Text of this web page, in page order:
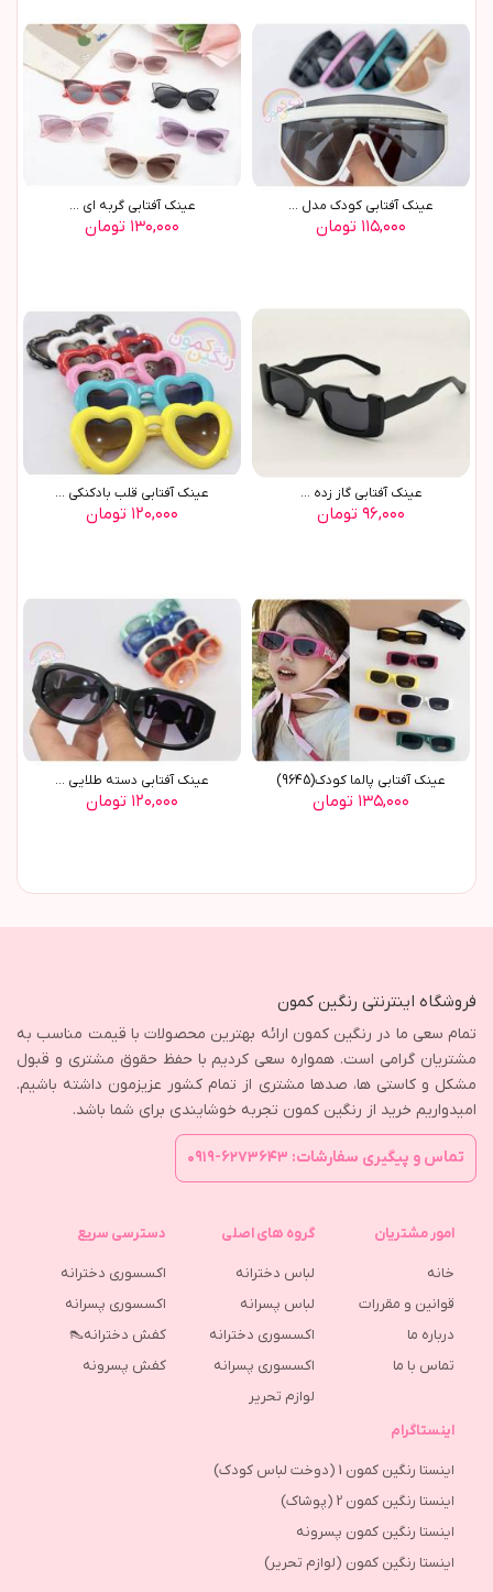
عينک آفتابي کودک مدل ...
۱۱۵,۰۰۰ تومان
عينک آفتابي گربه اي ...
۱۳۰,۰۰۰ تومان
عينک آفتابي گاز زده ...
۹۶,۰۰۰ تومان
عينک آفتابي قلب بادکنکي ...
۱۲۰,۰۰۰ تومان
عينک آفتابي پالما کودک(9645)
۱۳۵,۰۰۰ تومان
عينک آفتابي دسته طلايي ...
۱۲۰,۰۰۰ تومان
فروشگاه اینترنتی رنگین کمون
تمام سعی ما در رنگین کمون ارائه بهترین محصولات با قیمت مناسب به
مشتریان گرامی است. همواره سعی کردیم با حفظ حقوق مشتری و قبول
مشکل و کاستی ها، صدها مشتری از تمام کشور عزیزمون داشته باشیم.
امیدواریم خرید از رنگین کمون تجربه خوشایندی برای شما باشد.
تماس و پیگیری سفارشات: ۶۲۷۳۶۴۳-۰۹۱۹
امور مشتریان
خانه
قوانین و مقررات
درباره ما
تماس با ما
گروه های اصلی
لباس دخترانه
لباس پسرانه
اکسسوری دخترانه
اکسسوری پسرانه
لوازم تحریر
دسترسی سریع
اکسسوری دخترانه
اکسسوری پسرانه
کفش دخترانه👠
كفش پسرونه
اینستاگرام
اینستا رنگین کمون 1 (دوخت لباس کودک)
اینستا رنگین کمون 2 (پوشاک)
اینستا رنگین کمون پسرونه
اینستا رنگین کمون (لوازم تحریر)